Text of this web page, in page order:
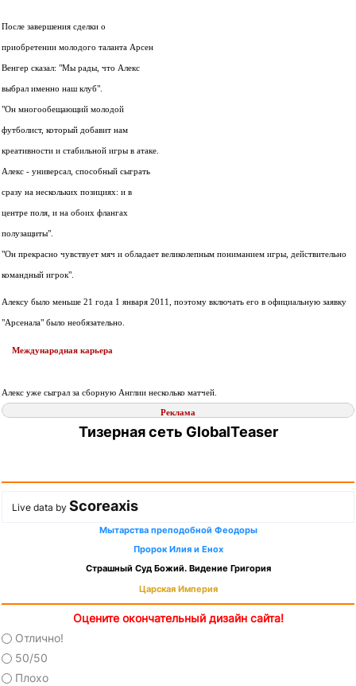
После завершения сделки о
приобретении молодого таланта Арсен
Венгер сказал: "Мы рады, что Алекс
выбрал именно наш клуб".
"Он многообещающий молодой
футболист, который добавит нам
креативности и стабильной игры в атаке.
Алекс - универсал, способный сыграть
сразу на нескольких позициях: и в
центре поля, и на обоих флангах
полузащиты".
"Он прекрасно чувствует мяч и обладает великолепным пониманием игры, действительно
командный игрок".
Алексу было меньше 21 года 1 января 2011, поэтому включать его в официальную заявку
"Арсенала" было необязательно.
Международная карьера
Алекс уже сыграл за сборную Англии несколько матчей.
Реклама
Тизерная сеть GlobalTeaser
Live data by Scoreaxis
Мытарства преподобной Феодоры
Пророк Илия и Енох
Страшный Суд Божий. Видение Григория
Царская Империя
Оцените окончательный дизайн сайта!
Отлично!
50/50
Плохо